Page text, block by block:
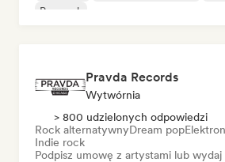
Pop rock
Pravda Records
Wytwórnia
> 800 udzielonych odpowiedzi
Rock alternatywnyDream pop
Indie rock
Podpisz umowę z artystami lub